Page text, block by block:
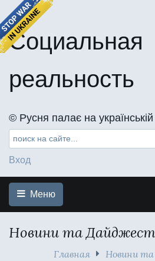
Социальная
реальность
©️ Русня палає на українській
Вход
Меню
Новини та
Главная Новини